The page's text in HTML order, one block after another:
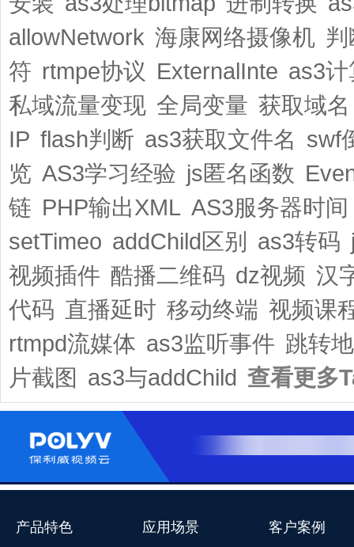
allowNetwork 海康网络摄像机
符 rtmpe协议 ExternalInte as3计
私域流量变现 全局变量 获取域名
IP flash判断 as3获取文件名 swf
览 AS3学习经验 js匿名函数
链 PHP输出XML AS3服务器时间
setTimeo addChild区别 as3转码
视频插件 酷播二维码 dz视频 汉
代码 直播延时 移动终端 视频课
rtmpd流媒体 as3监听事件 跳转
片截图 as3与addChild 查看更多
产品特色 应用场景 客户案例